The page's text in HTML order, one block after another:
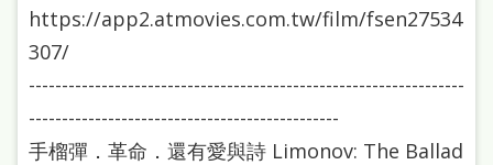
https://app2.atmovies.com.tw/film/fsen27534
307/
------------------------------------------------------------------
-----------------------------------------------
手榴彈．革命．還有愛與詩 Limonov: The Ballad